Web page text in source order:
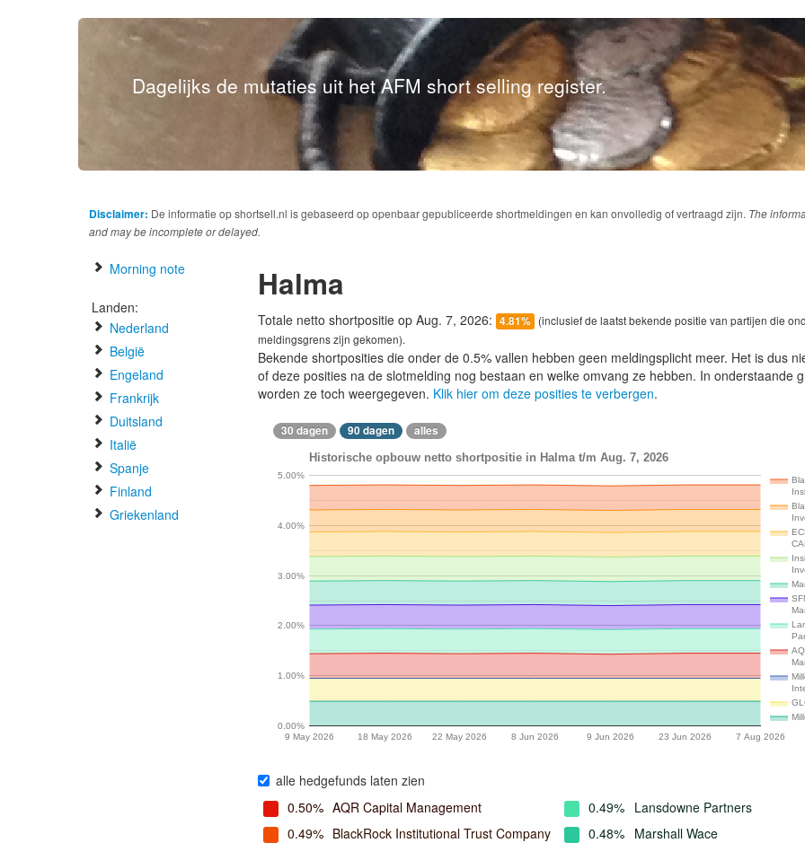
Dagelijks de mutaties uit het AFM short selling register.
Disclaimer: De informatie op shortsell.nl is gebaseerd op openbaar gepubliceerde shortmeldingen en kan onvolledig of vertraagd zijn. The
and may be incomplete or delayed.
Morning note
Landen:
Nederland
België
Engeland
Frankrijk
Duitsland
Italië
Spanje
Finland
Griekenland
Halma
Totale netto shortpositie op Aug. 7, 2026: 4.81% (inclusief de laatst bekende positie van partijen die
meldingsgrens zijn gekomen).
Bekende shortposities die onder de 0.5% vallen hebben geen meldingsplicht meer. Het is dus
of deze posities na de slotmelding nog bestaan en welke omvang ze hebben. In onderstaande
worden ze toch weergegeven. Klik hier om deze posities te verbergen.
30 dagen 90 dagen alles
Historische opbouw netto shortpositie in Halma t/m Aug. 7, 2026
9 May 2026
18 May 2026 22 May 2026 8 Jun 2026 9 Jun 2026 23 Jun 2026 7 Aug 2026
0.00%
1.00%
2.00%
3.00%
4.00%
5.00%
alle hedgefunds laten zien
0.50% AQR Capital Management
0.49% BlackRock Institutional Trust Company
0.49% Lansdowne Partners
0.48% Marshall Wace